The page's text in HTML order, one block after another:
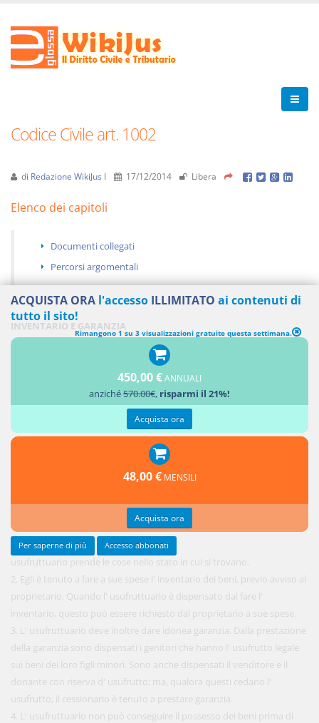
Codice Civile art. 1002
di Redazione WikiJus I 17/12/2014 Libera
Elenco dei capitoli
Documenti collegati
Percorsi argomentali
INVENTARIO E GARANZIA
usufruttuario prende le cose nello stato in cui si trovano.
2. Egli è tenuto a fare a sue spese l' inventario dei beni, previo avviso al
proprietario. Quando l' usufruttuario è dispensato dal fare l'
inventario, questo può essere richiesto dal proprietario a sue spese.
3. L' usufruttuario deve inoltre dare idonea garanzia. Dalla prestazione
della garanzia sono dispensati i genitori che hanno l' usufrutto legale
sui beni dei loro figli minori. Sono anche dispensati il venditore e il
donante con riserva d' usufrutto; ma, qualora questi cedano l'
usufrutto, il cessionario è tenuto a prestare garanzia.
4. L' usufruttuario non può conseguire il possesso dei beni prima di
ACQUISTA ORA l'accesso ILLIMITATO ai contenuti di
tutto il sito!
Rimangono 1 su 3 visualizzazioni gratuite questa settimana.
450,00 €ANNUALI
anziché570.00€, risparmi il 21%!
Acquista ora
48,00 € MENSILI
Acquista ora
Per saperne di più Accesso abbonati